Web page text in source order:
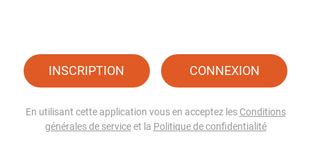
INSCRIPTION CONNEXION
En utilisant cette application vous en acceptez les Conditions
générales de serviceet la Politique de confidentialité